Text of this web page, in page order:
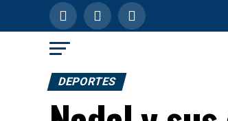
DEPORTES